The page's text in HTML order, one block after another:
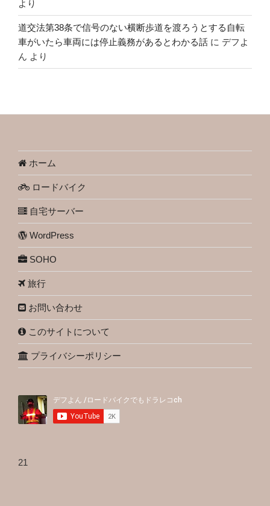
より
道交法第38条で信号のない横断歩道を渡ろうとする自転
車がいたら車両には停止義務があるとわかる話 に デフよ
ん より
ホーム
ロードバイク
自宅サーバー
WordPress
SOHO
旅行
お問い合わせ
このサイトについて
プライバシーポリシー
21